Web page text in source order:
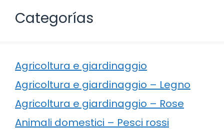
Categorías
Agricoltura e giardinaggio
Agricoltura e giardinaggio – Legno
Agricoltura e giardinaggio – Rose
Animali domestici – Pesci rossi